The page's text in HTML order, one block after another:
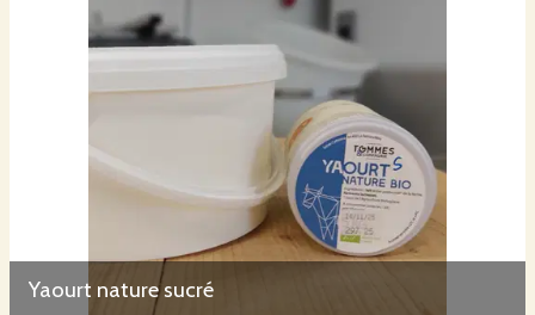
Yaourt nature sucré